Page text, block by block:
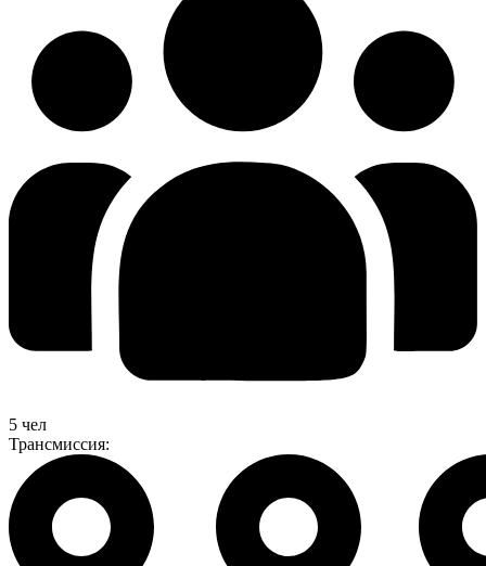
5 чел
Трансмиссия: